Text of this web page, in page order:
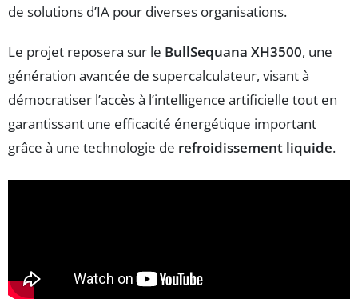
de solutions d’IA pour diverses organisations.
Le projet reposera sur le BullSequana XH3500, une
génération avancée de supercalculateur, visant à
démocratiser l’accès à l’intelligence artificielle tout en
garantissant une efficacité énergétique important
grâce à une technologie de refroidissement liquide.